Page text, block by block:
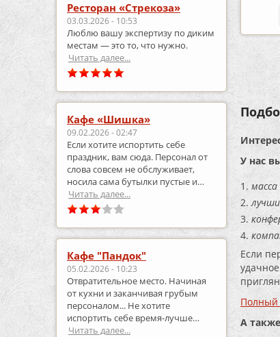
Ресторан «Стрекоза»
03.03.2026 - 10:53
Люблю вашу экспертизу по диким
местам — это то, что нужно.
Читать далее...
Кафе «Шишка»
09.02.2026 - 02:47
Если хотите испортить себе
праздник, вам сюда. Персонал от
слова совсем не обслуживает,
носила сама бутылки пустые и
приносила полные.
Читать далее...
Кафе "Пандок"
05.02.2026 - 10:23
Отвратительное место. Начиная
от кухни и заканчивая грубым
персоналом... Не хотите
испортить себе время-лучше
выберите что-то другое..
Читать далее...
У нас
Если
Полный
А